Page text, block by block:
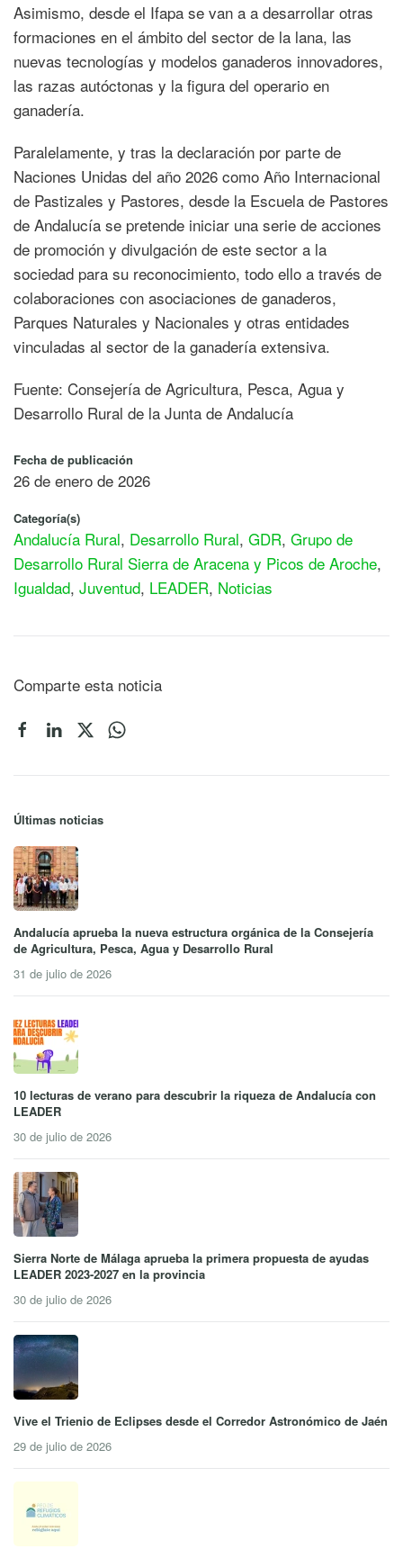
Asimismo, desde el Ifapa se van a a desarrollar otras
formaciones en el ámbito del sector de la lana, las
nuevas tecnologías y modelos ganaderos innovadores,
las razas autóctonas y la figura del operario en
ganadería.
Paralelamente, y tras la declaración por parte de
Naciones Unidas del año 2026 como Año Internacional
de Pastizales y Pastores, desde la Escuela de Pastores
de Andalucía se pretende iniciar una serie de acciones
de promoción y divulgación de este sector a la
sociedad para su reconocimiento, todo ello a través de
colaboraciones con asociaciones de ganaderos,
Parques Naturales y Nacionales y otras entidades
vinculadas al sector de la ganadería extensiva.
Fuente: Consejería de Agricultura, Pesca, Agua y
Desarrollo Rural de la Junta de Andalucía
Fecha de publicación
26 de enero de 2026
Categoría(s)
Andalucía Rural, Desarrollo Rural, GDR, Grupo de
Desarrollo Rural Sierra de Aracena y Picos de Aroche,
Igualdad, Juventud, LEADER, Noticias
Comparte esta noticia
Últimas noticias
Andalucía aprueba la nueva estructura orgánica de la Consejería
de Agricultura, Pesca, Agua y Desarrollo Rural
31 de julio de 2026
10 lecturas de verano para descubrir la riqueza de Andalucía con
LEADER
30 de julio de 2026
Sierra Norte de Málaga aprueba la primera propuesta de ayudas
LEADER 2023-2027 en la provincia
30 de julio de 2026
Vive el Trienio de Eclipses desde el Corredor Astronómico de Jaén
29 de julio de 2026